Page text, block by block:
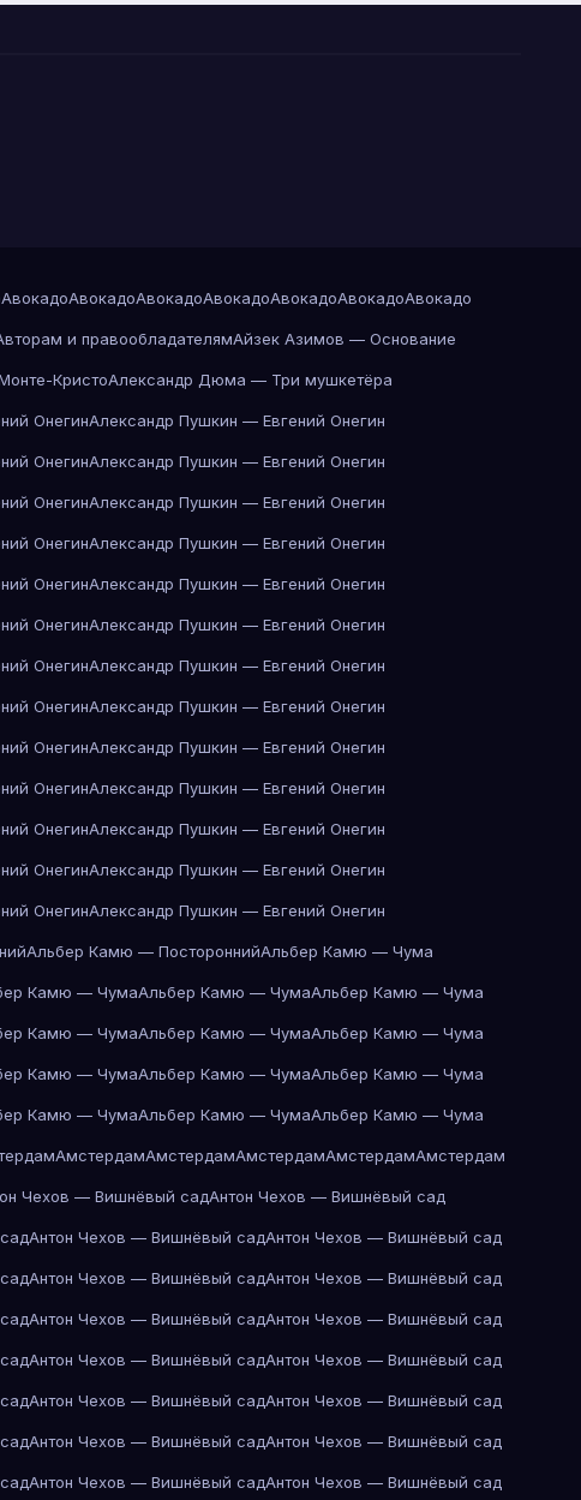
АвокадоАвокадоАвокадоАвокадоАвокадоАвокадоАвокадо
и правообладателямАйзек Азимов — Основание
КристоАлександр Дюма — Три мушкетёра
ОнегинАлександр Пушкин — Евгений Онегин
ОнегинАлександр Пушкин — Евгений Онегин
ОнегинАлександр Пушкин — Евгений Онегин
ОнегинАлександр Пушкин — Евгений Онегин
ОнегинАлександр Пушкин — Евгений Онегин
ОнегинАлександр Пушкин — Евгений Онегин
ОнегинАлександр Пушкин — Евгений Онегин
ОнегинАлександр Пушкин — Евгений Онегин
ОнегинАлександр Пушкин — Евгений Онегин
ОнегинАлександр Пушкин — Евгений Онегин
ОнегинАлександр Пушкин — Евгений Онегин
ОнегинАлександр Пушкин — Евгений Онегин
ОнегинАлександр Пушкин — Евгений Онегин
Альбер Камю — ПостороннийАльбер Камю — Чума
Камю — ЧумаАльбер Камю — ЧумаАльбер Камю — Чума
Камю — ЧумаАльбер Камю — ЧумаАльбер Камю — Чума
Камю — ЧумаАльбер Камю — ЧумаАльбер Камю — Чума
Камю — ЧумаАльбер Камю — ЧумаАльбер Камю — Чума
АмстердамАмстердамАмстердамАмстердамАмстердам
Чехов — Вишнёвый садАнтон Чехов — Вишнёвый сад
Антон Чехов — Вишнёвый садАнтон Чехов — Вишнёвый сад
Антон Чехов — Вишнёвый садАнтон Чехов — Вишнёвый сад
Антон Чехов — Вишнёвый садАнтон Чехов — Вишнёвый сад
Антон Чехов — Вишнёвый садАнтон Чехов — Вишнёвый сад
Антон Чехов — Вишнёвый садАнтон Чехов — Вишнёвый сад
Антон Чехов — Вишнёвый садАнтон Чехов — Вишнёвый сад
Антон Чехов — Вишнёвый садАнтон Чехов — Вишнёвый сад